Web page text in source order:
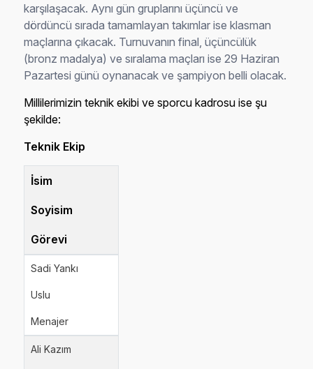
karşılaşacak. Aynı gün gruplarını üçüncü ve
dördüncü sırada tamamlayan takımlar ise klasman
maçlarına çıkacak. Turnuvanın final, üçüncülük
(bronz madalya) ve sıralama maçları ise 29 Haziran
Pazartesi günü oynanacak ve şampiyon belli olacak.
Millilerimizin teknik ekibi ve sporcu kadrosu ise şu
şekilde:
Teknik Ekip
İsim
Soyisim
Görevi
Sadi Yankı
Uslu
Menajer
Ali Kazım